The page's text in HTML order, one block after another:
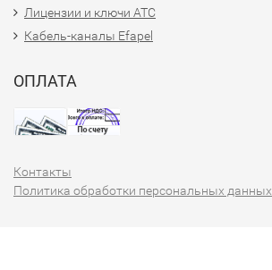
Лицензии и ключи АТС
Кабель-каналы Efapel
ОПЛАТА
Контакты
Политика обработки персональных данных